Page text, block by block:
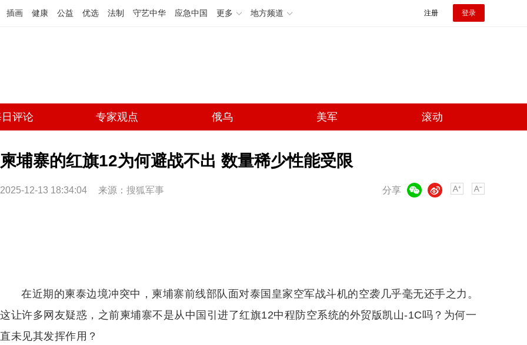
插画 健康 公益 优选 法制 守艺中华 应急中国 更多 地方频道 注册 登录
评论 专家观点 俄乌 美军 滚动
柬埔寨的红旗12为何避战不出 数量稀少性能受限
2025-12-13 18:34:04 来源： 搜狐军事 分享
微博
在近期的柬泰边境冲突中，柬埔寨前线部队面对泰国皇家空军战斗机的空袭几乎毫无还手之力。
这让许多网友疑惑，之前柬埔寨不是从中国引进了红旗12中程防空系统的外贸版凯山-1C吗？为何一
直未见其发挥作用？